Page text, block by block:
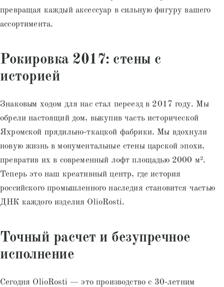
превращая каждый аксессуар в сильную фигуру вашего
ассортимента.
Рокировка 2017: cтены с
историей
Знаковым ходом для нас стал переезд в 2017 году. Мы
обрели настоящий дом, выкупив часть исторической
Яхромской прядильно-ткацкой фабрики. Мы вдохнули
новую жизнь в монументальные стены царской эпохи,
превратив их в современный лофт площадью 2000 м².
Теперь это наш креативный центр, где история
российского промышленного наследия становится частью
ДНК каждого изделия OlioRosti.
Точный расчет и безупречное
исполнение
Сегодня OlioRosti — это производство с 30-летним